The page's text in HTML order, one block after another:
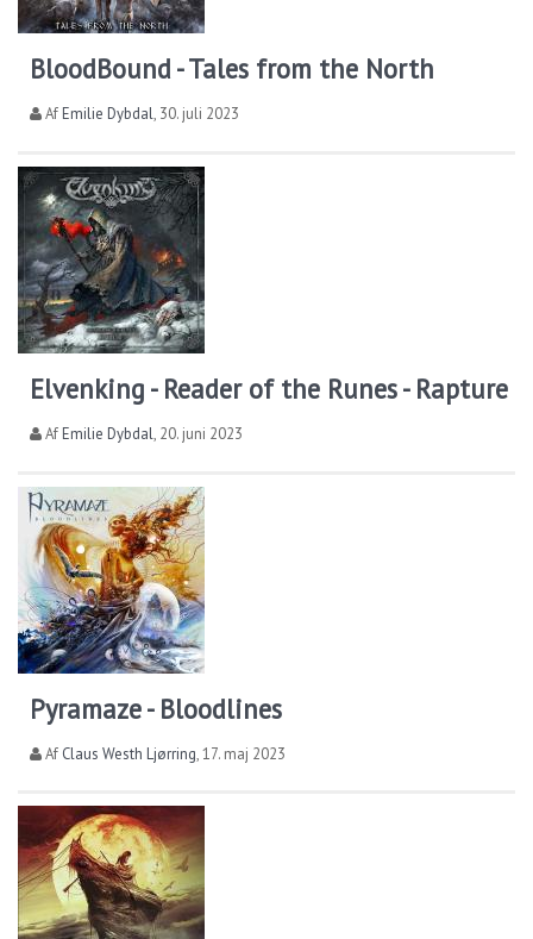
BloodBound - Tales from the North
AfEmilie Dybdal, 30. juli 2023
Elvenking - Reader of the Runes - Rapture
AfEmilie Dybdal, 20. juni 2023
Pyramaze - Bloodlines
Af Claus Westh Ljørring,17. maj 2023